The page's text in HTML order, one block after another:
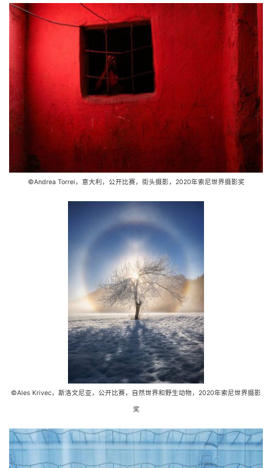
©Andrea Torrei，意大利，公开比赛，街头摄影，2020年索尼世界摄影奖
©Ales Krivec，斯洛文尼亚，公开比赛，自然世界和野生动物，2020年索尼世界摄影
奖